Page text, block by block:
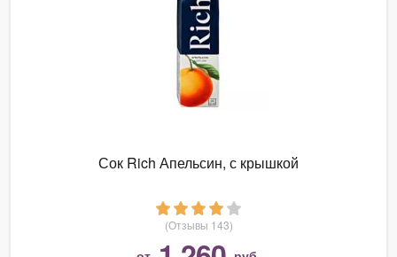
Сок Rich Апельсин, с крышкой
(Отзывы 143)